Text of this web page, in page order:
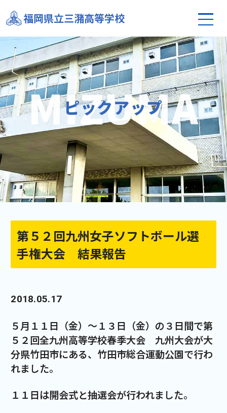
福岡県立三潴高等学校
ピックアップ
第５２回九州女子ソフトボール選
手権大会 結果報告
2018.05.17
５月１１日（金）～１３日（金）の３日間で第
５２回全九州高等学校春季大会 九州大会が大
分県竹田市にある、竹田市総合運動公園で行わ
れました。
１１日は開会式と抽選会が行われました。